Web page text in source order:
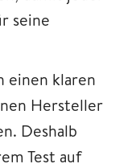
seine
einen klaren
Hersteller
Deshalb
Test auf